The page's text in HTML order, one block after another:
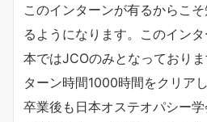
このインターンが有るからこ
るようになります。このイン
本ではJCOのみとなっており
ターン時間1000時間をクリアし
卒業後も日本オステオパシー